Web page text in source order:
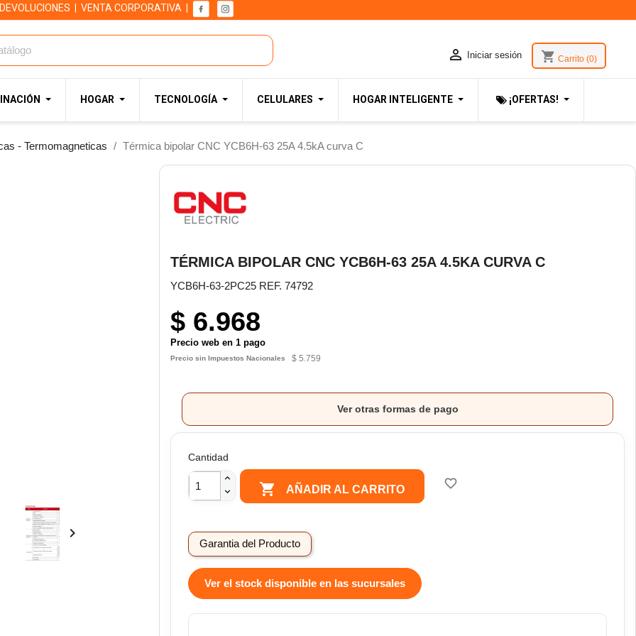
VENTA CORPORATIVA
 Iniciar sesión shopping_cart Carrito (0)
HOGAR TECNOLOGÍA CELULARES HOGAR INTELIGENTE ¡OFERTAS!
- Termomagneticas Térmica bipolar CNC YCB6H-63 25A 4.5kA curva C

TÉRMICA BIPOLAR CNC YCB6H-63 25A 4.5KA CURVA C
YCB6H-63-2PC25 REF. 74792
$ 6.968
Precio web en 1 pago
Precio sin Impuestos Nacionales $ 5.759
Ver otras formas de pago
Cantidad
 AÑADIR AL CARRITO favorite_border
Garantia del Producto
Ver el stock disponible en las sucursales